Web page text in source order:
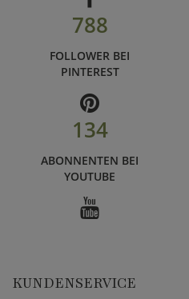
788
FOLLOWER BEI
PINTEREST
134
ABONNENTEN BEI
YOUTUBE
KUNDENSERVICE